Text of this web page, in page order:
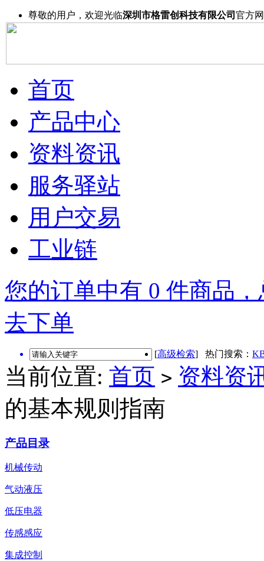
尊敬的用户，欢迎光临深圳市格雷创科技有限公司 官方
首页
产品中心
资料资讯
服务驿站
用户交易
工业链
您的订单中有 0 件商品
去下单
[高级检索] 热门搜索：
当前位置: 首页 > 资料资
的基本规则指南
产品目录
机械传动
气动液压
低压电器
传感感应
集成控制